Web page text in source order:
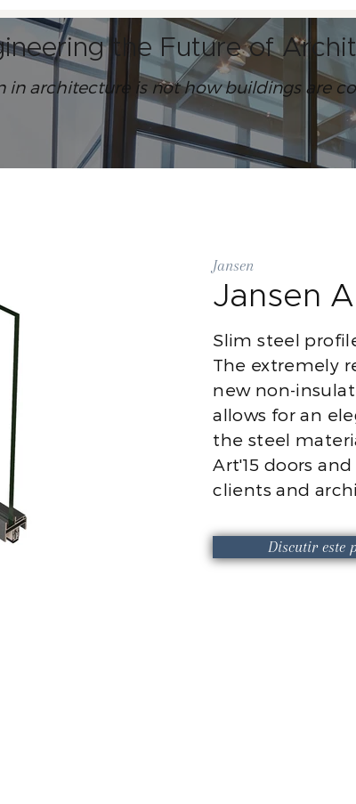
the Future of
in architecture is not how buildings are
Jansen
Jansen
Slim steel
The extremely
new non-
allows for an
the steel
Art'15 doors
clients and
Discutir este